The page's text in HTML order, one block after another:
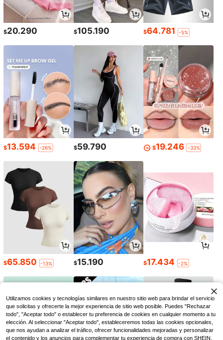
$20.290 $105.190 $64.781 -5%
$13.594 -26% $59.790 $19.246 -33%
$65.850 -13% $15.190 $17.434 -2%
Utilizamos cookies y tecnologías similares en nuestro sitio web para brindar el servicio
que solicitas y ofrecerte la mejor experiencia de sitio web posible. Puedes "Rechazar
todo", "Aceptar todo" o establecer tu preferencia de cookies en cualquier momento a tu
elección. Al seleccionar "Aceptar todo", estableceremos todas las cookies opcionales,
que nos ayudan a analizar el tráfico, ofrecer funcionalidades mejoradas y personalizar
el contenido y los anuncios para complementar tu experiencia de compra con SHEIN.